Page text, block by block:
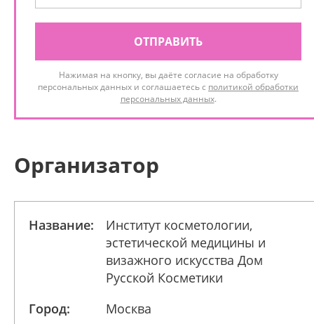
ОТПРАВИТЬ
Нажимая на кнопку, вы даёте согласие на обработку
персональных данных и соглашаетесь с политикой обработки
персональных данных.
Организатор
Название:
Институт косметологии,
эстетической медицины и
визажного искусства Дом
Русской Косметики
Город:
Москва